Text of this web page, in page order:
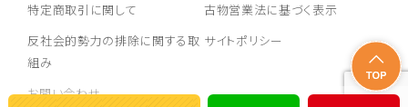
特定商取引に関して
古物営業法に基づく表示
反社会的勢力の排除に関する取
組み
サイトポリシー
お問い合わせ